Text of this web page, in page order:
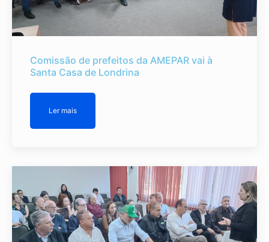
Comissão de prefeitos da AMEPAR vai à
Santa Casa de Londrina
Ler mais